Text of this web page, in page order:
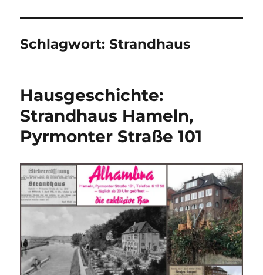
Schlagwort:Strandhaus
Hausgeschichte:
Strandhaus Hameln,
Pyrmonter Straße 101